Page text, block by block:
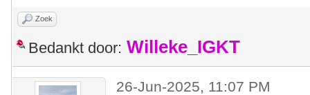
Zoek
Bedankt door: Willeke_IGKT
26-Jun-2025, 11:07 PM